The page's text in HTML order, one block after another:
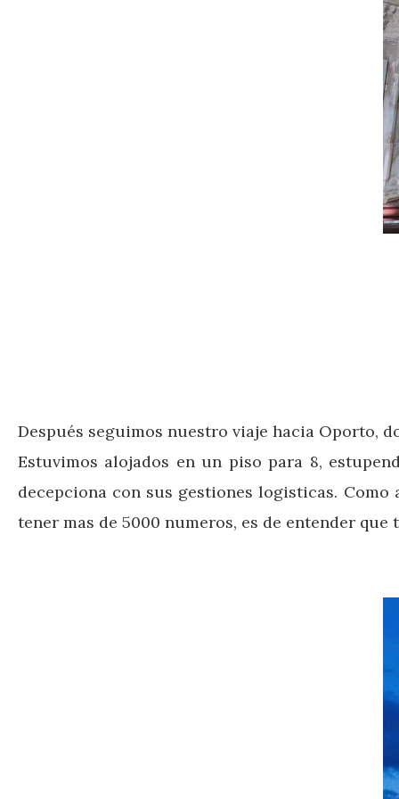
Después seguimos nuestro viaje hacia Oporto,
Estuvimos alojados en un piso para 8,
decepciona con sus gestiones logisticas.
tener mas de 5000 numeros, es de entender